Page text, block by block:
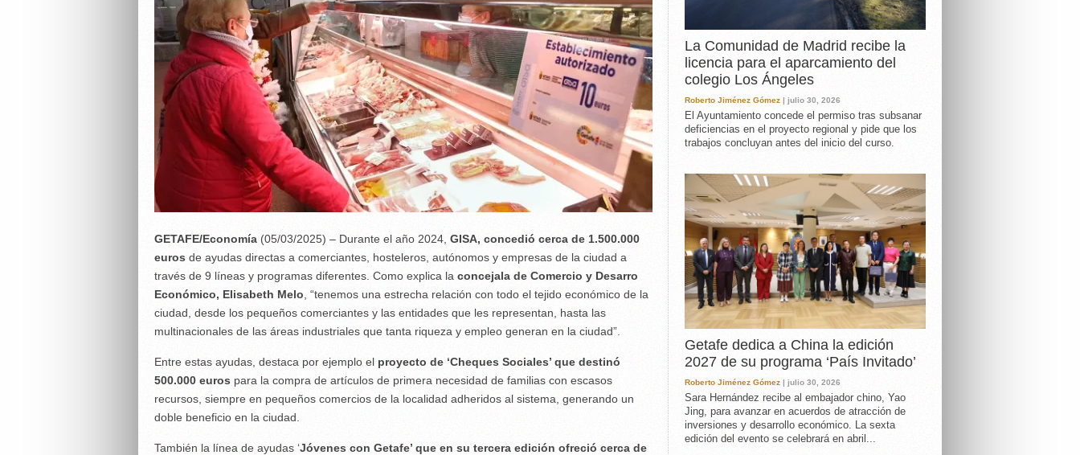
GETAFE/Economía (05/03/2025) – Durante el año 2024, GISA, concedió cerca de 1.500.000
euros de ayudas directas a comerciantes, hosteleros, autónomos y empresas de la ciudad a
través de 9 líneas y programas diferentes. Como explica la concejala de Comercio y Desarro
Económico, Elisabeth Melo , “tenemos una estrecha relación con todo el tejido económico de la
ciudad, desde los pequeños comerciantes y las entidades que les representan, hasta las
multinacionales de las áreas industriales que tanta riqueza y empleo generan en la ciudad”.
Entre estas ayudas, destaca por ejemplo el proyecto de ‘Cheques Sociales’ que destinó
500.000 euros para la compra de artículos de primera necesidad de familias con escasos
recursos, siempre en pequeños comercios de la localidad adheridos al sistema, generando un
doble beneficio en la ciudad.
También la línea de ayudas ‘Jóvenes con Getafe’ que en su tercera edición ofreció cerca de
La Comunidad de Madrid recibe la
licencia para el aparcamiento del
colegio Los Ángeles
Roberto Jiménez Gómez | julio 30, 2026
El Ayuntamiento concede el permiso tras subsanar
deficiencias en el proyecto regional y pide que los
trabajos concluyan antes del inicio del curso.
Getafe dedica a China la edición
2027 de su programa ‘País Invitado’
Roberto Jiménez Gómez | julio 30, 2026
Sara Hernández recibe al embajador chino, Yao
Jing, para avanzar en acuerdos de atracción de
inversiones y desarrollo económico. La sexta
edición del evento se celebrará en abril...